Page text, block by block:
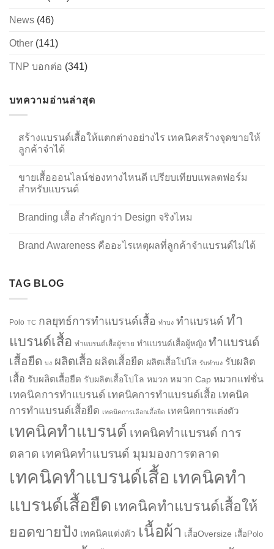
News (46)
Other (141)
TNP บอกต่อ (341)
บทความอ่านล่าสุด
สร้างแบรนด์เสื้อให้แตกต่างอย่างไร เทคนิคสร้างจุดขายให้
ลูกค้าจำได้
ขายเสื้อออนไลน์ช่องทางไหนดี เปรียบเทียบแพลตฟอร์ม
สำหรับแบรนด์
Branding เสื้อ สำคัญกว่า Design จริงไหม
Brand Awareness คืออะไรเหตุผลที่ลูกค้าจำแบรนด์ไม่ได้
TAG BLOG
Polo TC กลยุทธ์การทำแบรนด์เสื้อ ทำบง ทำแบรนด์ ทำ
แบรนด์เสื้อ ทำแบรนด์เสื้อผู้ชาย ทำแบรนด์เสื้อผู้หญิง ทำแบรนด์
เสื้อยืด บง ผลิตเสื้อ ผลิตเสื้อยืด ผลิตเสื้อโปโล รับทำบง รับผลิต
เสื้อ รับผลิตเสื้อยืด รับผลิตเสื้อโปโล หมวก หมวก Cap หมวกแฟชั่น
เทคนิคการทำแบรนด์ เทคนิคการทำแบรนด์เสื้อ เทคนิค
การทำแบรนด์เสื้อยืด เทคนิคการเลือกเสื้อยืด เทคนิคการแต่งตัว
เทคนิคทำแบรนด์ เทคนิคทำแบรนด์ การ
ตลาด เทคนิคทำแบรนด์ มุมมองการตลาด
เทคนิคทำแบรนด์เสื้อ เทคนิคทำ
แบรนด์เสื้อยืด เทคนิคทำแบรนด์เสื้อให้
ยอดขายปัง เทคนิคแต่งตัว เนื้อผ้า เสื้อOversize เสื้อPolo